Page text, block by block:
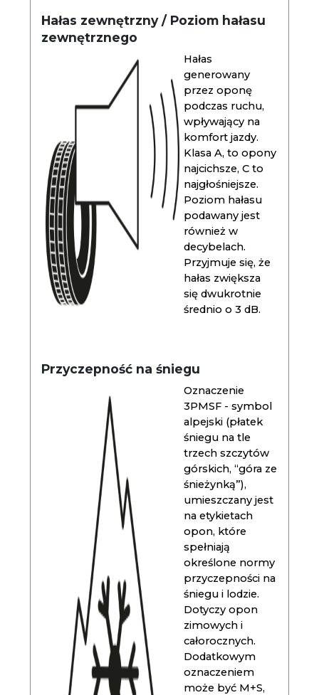
Hałas zewnętrzny / Poziom hałasu
zewnętrznego
Hałas
generowany
przez oponę
podczas ruchu,
wpływający na
komfort jazdy.
Klasa A, to opony
najcichsze, C to
najgłośniejsze.
Poziom hałasu
podawany jest
również w
decybelach.
Przyjmuje się, że
hałas zwiększa
się dwukrotnie
średnio o 3 dB.
Przyczepność na śniegu
Oznaczenie
3PMSF - symbol
alpejski (płatek
śniegu na tle
trzech szczytów
górskich, “góra ze
śnieżynką”),
umieszczany jest
na etykietach
opon, które
spełniają
określone normy
przyczepności na
śniegu i lodzie.
Dotyczy opon
zimowych i
całorocznych.
Dodatkowym
oznaczeniem
może być M+S,